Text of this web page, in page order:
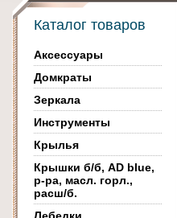
Каталог товаров
Аксессуары
Домкраты
Зеркала
Инструменты
Крылья
Крышки б/б, AD blue,
р-ра, масл. горл.,
расш/б.